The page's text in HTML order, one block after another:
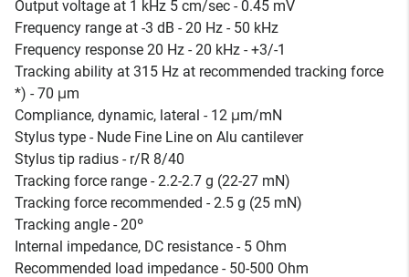
Output voltage at 1 kHz 5 cm/sec - 0.45 mV
Frequency range at -3 dB - 20 Hz - 50 kHz
Frequency response 20 Hz - 20 kHz - +3/-1
Tracking ability at 315 Hz at recommended tracking force
*) - 70 μm
Compliance, dynamic, lateral - 12 μm/mN
Stylus type - Nude Fine Line on Alu cantilever
Stylus tip radius - r/R 8/40
Tracking force range - 2.2-2.7 g (22-27 mN)
Tracking force recommended - 2.5 g (25 mN)
Tracking angle - 20º
Internal impedance, DC resistance - 5 Ohm
Recommended load impedance - 50-500 Ohm